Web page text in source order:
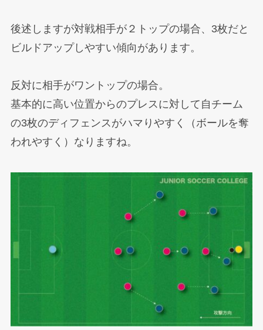
後述しますが対戦相手が２トップの場合、3枚だと
ビルドアップしやすい傾向があります。
反対に相手がワントップの場合。
基本的に高い位置からのプレスに対して自チーム
の3枚のディフェンスがハマりやすく（ボールを奪
われやすく）なりますね。